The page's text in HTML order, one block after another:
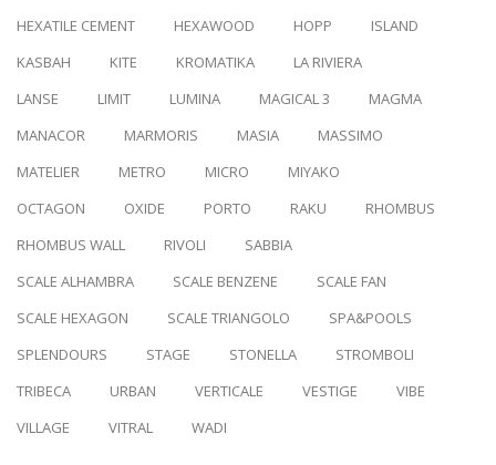
HEXATILE CEMENT
HEXAWOOD HOPP
ISLAND
KASBAH
KITE KROMATIKA
LA RIVIERA
LANSE
LIMIT LUMINA MAGICAL 3
MAGMA
MANACOR
MARMORIS MASIA
MASSIMO
MATELIER
METRO MICRO
MIYAKO
OCTAGON
OXIDE PORTO RAKU
RHOMBUS
RHOMBUS WALL
RIVOLI
SABBIA
SCALE ALHAMBRA
SCALE BENZENE
SCALE FAN
SCALE HEXAGON
SCALE TRIANGOLO
SPA&POOLS
SPLENDOURS
STAGE STONELLA
STROMBOLI
TRIBECA
URBAN VERTICALE VESTIGE
VIBE
VILLAGE
VITRAL WADI